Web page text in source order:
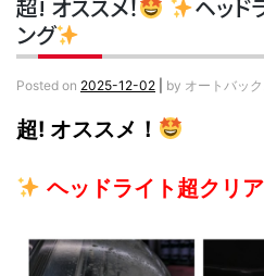
超! オススメ！
ヘッド
ング
Posted on 2025-12-02 by オートバッ
超! オススメ！
ヘッドライト超クリ